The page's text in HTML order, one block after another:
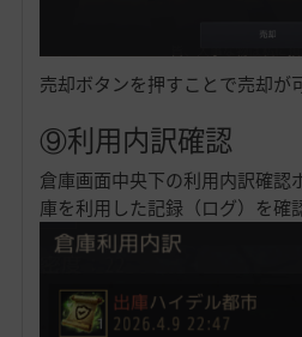
売却ボタンを押すことで売却が
⑨利用内訳確認
倉庫画面中央下の利用内訳確認
庫を利用した記録（ログ）を確